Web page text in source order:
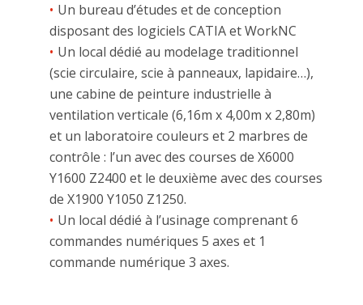
Un bureau d’études et de conception
disposant des logiciels CATIA et WorkNC
Un local dédié au modelage traditionnel
(scie circulaire, scie à panneaux, lapidaire…),
une cabine de peinture industrielle à
ventilation verticale (6,16m x 4,00m x 2,80m)
et un laboratoire couleurs et 2 marbres de
contrôle : l’un avec des courses de X6000
Y1600 Z2400 et le deuxième avec des courses
de X1900 Y1050 Z1250.
Un local dédié à l’usinage comprenant 6
commandes numériques 5 axes et 1
commande numérique 3 axes.